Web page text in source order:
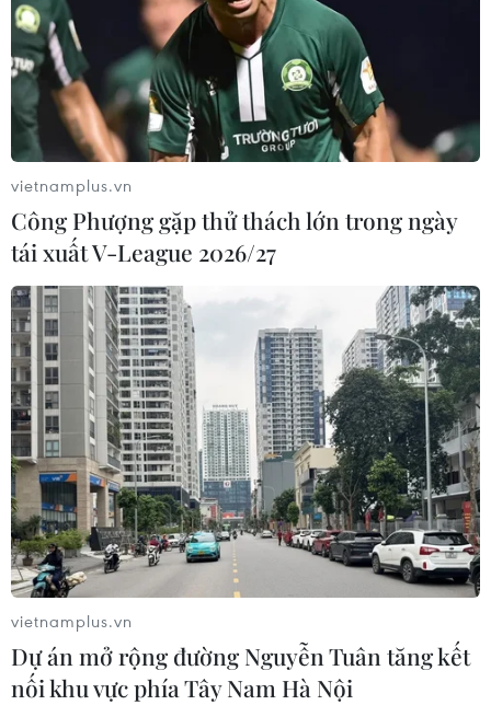
vietnamplus.vn
Công Phượng gặp thử thách lớn trong ngày
tái xuất V-League 2026/27
vietnamplus.vn
Dự án mở rộng đường Nguyễn Tuân tăng kết
nối khu vực phía Tây Nam Hà Nội